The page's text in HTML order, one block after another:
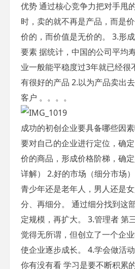
优势 通过核心竞争力把对手甩
时，卖的就不再是产品，而是
价的，而价值是无价的。 3.形
要素 据统计，中国的公司平均
业一般能平稳度过3年就已经
有很好的产品 2.以为产品卖出
客户 。。。。
成功的初创企业要具备哪些因
要对自己的企业进行定位，确
价的商品，形成价格阶梯，确
详解） 2.好的市场（细分市场
青少年还是老年人，男人还是
分、再细分。 通过细分找到这
定规模，再扩大。 3.管理者 第
觉得无所谓，但创立了一个企
使企业逐步成长。 4.学会做活
你有没有看 学习是要不断积累